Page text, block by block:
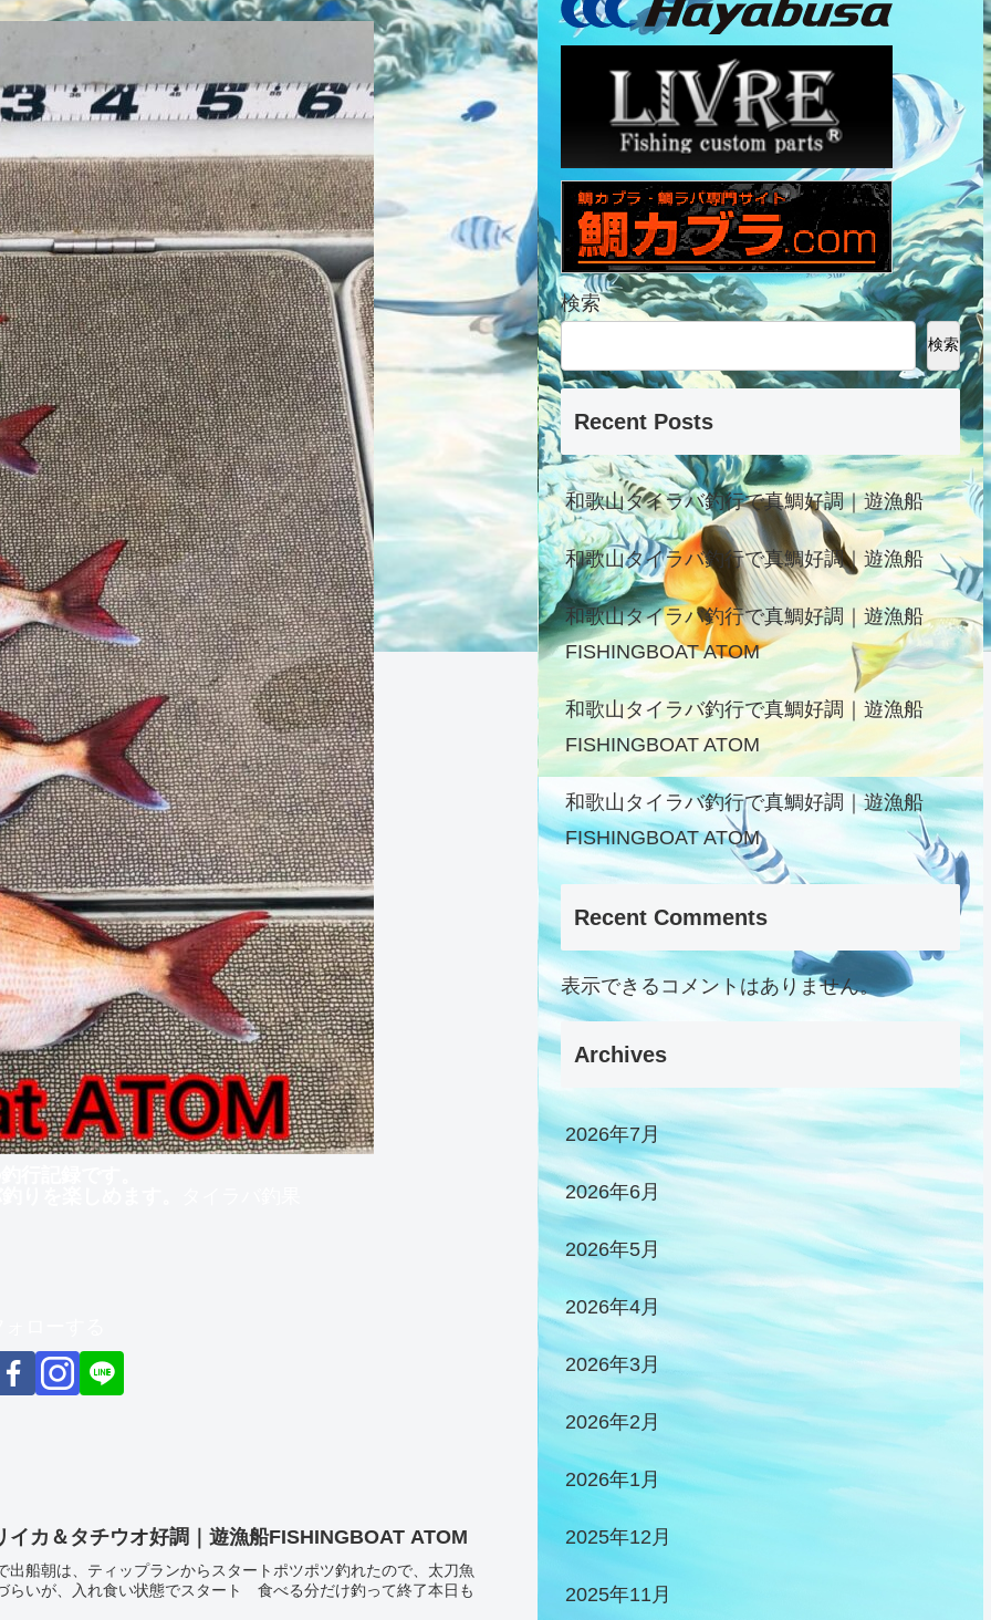
カ＆タチウオ好調｜遊漁船FISHINGBOAT ATOM
船朝は、ティップランからスタートポツポツ釣れたので、太刀魚
らいが、入れ食い状態でスタート 食べる分だけ釣って終了本日も
検索
検索
Recent Posts
和歌山タイラバ釣行で真鯛好調｜遊漁船
和歌山タイラバ釣行で真鯛好調｜遊漁船
和歌山タイラバ釣行で真鯛好調｜遊漁船
FISHINGBOAT ATOM
和歌山タイラバ釣行で真鯛好調｜遊漁船
FISHINGBOAT ATOM
和歌山タイラバ釣行で真鯛好調｜遊漁船
FISHINGBOAT ATOM
Recent Comments
表示できるコメントはありません。
Archives
2026年7月
2026年6月
2026年5月
2026年4月
2026年3月
2026年2月
2026年1月
2025年12月
2025年11月